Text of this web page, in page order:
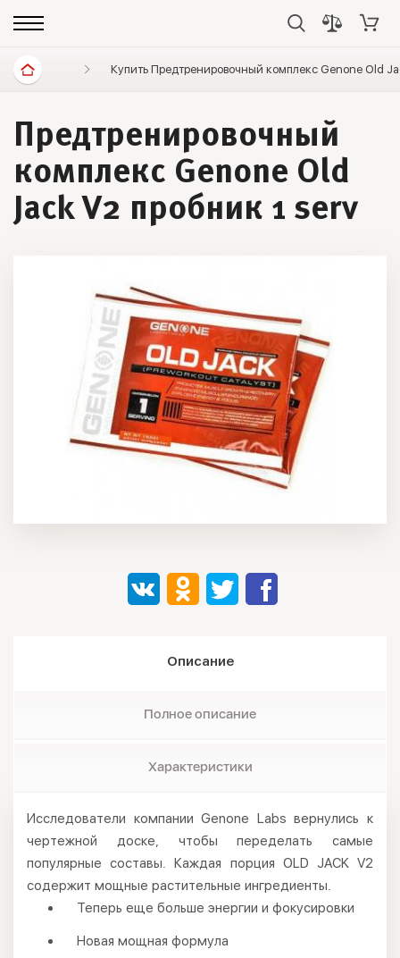
Спортивное питание Предтренировочные комплексы
Купить Предтренировочный комплекс Genone Old
Предтренировочный
комплекс Genone Old
Jack V2 пробник 1 serv
Описание
Полное описание
Характеристики
Исследователи компании Genone Labs вернулись к
чертежной доске, чтобы переделать самые
популярные составы. Каждая порция OLD JACK V2
содержит мощные растительные ингредиенты.
Теперь еще больше энергии и фокусировки
Новая мощная формула